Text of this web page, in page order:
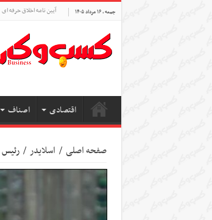
جمعه , ۱۶ مرداد ۱۴۰۵ آیین نامه اخلاق حرفه ای
اقتصادی اصناف
صفحه اصلی / اسلایدر / رئیس